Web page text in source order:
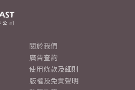
關於我們
廣告查詢
使用條款及細則
版權及免責聲明